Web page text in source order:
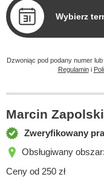
Wybierz
Dzwoniąc pod podany numer
Regulamini
Marcin Zapolski
Zweryfikowany
Obsługiwany obszar:
Ceny od 250 zł